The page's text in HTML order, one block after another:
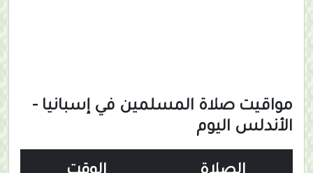
مواقيت صلاة المسلمين في إسبانيا -
الأندلس اليوم